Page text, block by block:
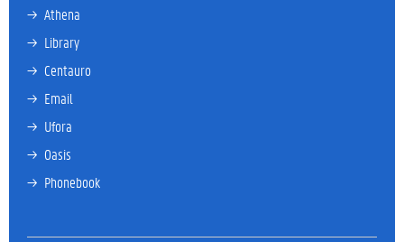
→ Athena
→ Library
→ Centauro
→ Email
→ Ufora
→ Oasis
→ Phonebook